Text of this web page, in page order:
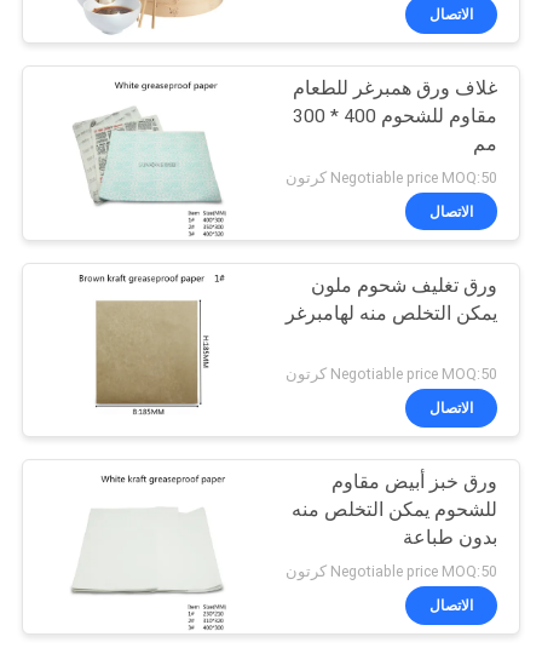
مراقبة
الجودة
اتصل
أخبار
خريطة
الموقع
PRIVACY
POLICY
صندوق تكسير قابل
للتحلل
31
صينية سوشي بلاستيك
86
109
الاتصال
غلاف ورق همبرغر للطعام
مقاوم للشحوم 400 * 300
مم
Negotiable price MOQ:50 كرتون
الاتصال
ورق تغليف شحوم ملون
يمكن التخلص منه لهامبرغر
Negotiable price MOQ:50 كرتون
الاتصال
ورق خبز أبيض مقاوم
للشحوم يمكن التخلص منه
بدون طباعة
Negotiable price MOQ:50 كرتون
الاتصال